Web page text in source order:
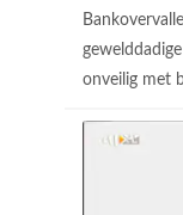
onveilig met